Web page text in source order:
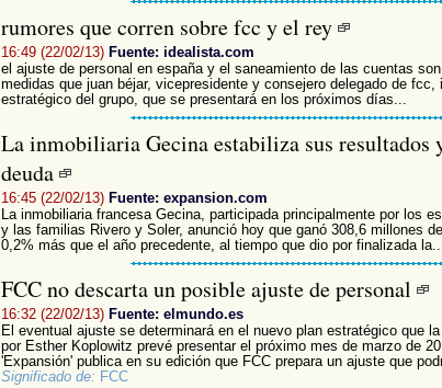
rumores que corren sobre fcc y el rey
16:49 (22/02/13) Fuente: idealista.com
el ajuste de personal en españa y el saneamiento de las cuentas
medidas que juan béjar, vicepresidente y consejero delegado de fcc,
estratégico del grupo, que se presentará en los próximos días...
La inmobiliaria Gecina estabiliza sus resultados
deuda
16:45 (22/02/13) Fuente: expansion.com
La inmobiliaria francesa Gecina, participada principalmente por los
y las familias Rivero y Soler, anunció hoy que ganó 308,6 millones
0,2% más que el año precedente, al tiempo que dio por finalizada
FCC no descarta un posible ajuste de personal
16:32 (22/02/13) Fuente: elmundo.es
El eventual ajuste se determinará en el nuevo plan estratégico que
por Esther Koplowitz prevé presentar el próximo mes de marzo de
'Expansión' publica en su edición que FCC prepara un ajuste que
Significado de: FCC